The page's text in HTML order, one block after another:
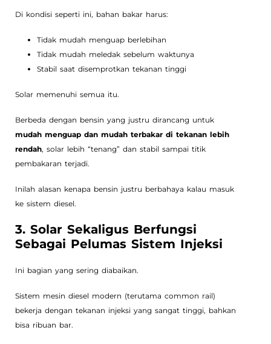
Di kondisi seperti ini, bahan bakar harus:
Tidak mudah menguap berlebihan
Tidak mudah meledak sebelum waktunya
Stabil saat disemprotkan tekanan tinggi
Solar memenuhi semua itu.
Berbeda dengan bensin yang justru dirancang untuk
mudah menguap dan mudah terbakar di tekanan lebih
rendah, solar lebih “tenang” dan stabil sampai titik
pembakaran terjadi.
Inilah alasan kenapa bensin justru berbahaya kalau masuk
ke sistem diesel.
3. Solar Sekaligus Berfungsi
Sebagai Pelumas Sistem Injeksi
Ini bagian yang sering diabaikan.
Sistem mesin diesel modern (terutama common rail)
bekerja dengan tekanan injeksi yang sangat tinggi, bahkan
bisa ribuan bar.